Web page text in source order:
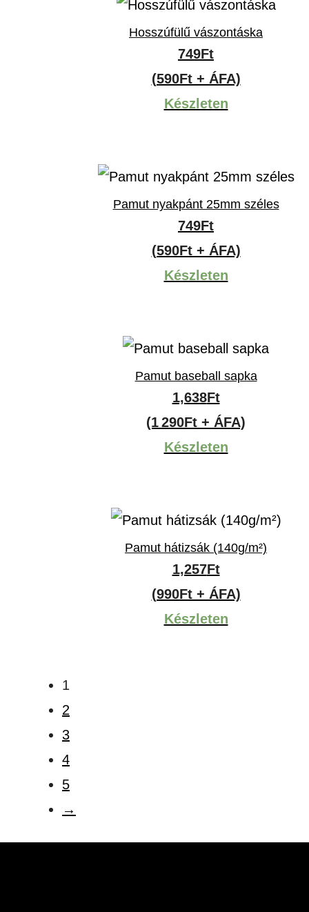
Hosszúfülű vászontáska
749Ft
(590Ft + ÁFA)
Készleten
Pamut nyakpánt 25mm széles
749Ft
(590Ft + ÁFA)
Készleten
Pamut baseball sapka
1,638Ft
(1 290Ft + ÁFA)
Készleten
Pamut hátizsák (140g/m²)
1,257Ft
(990Ft + ÁFA)
Készleten
1
2
3
4
5
→